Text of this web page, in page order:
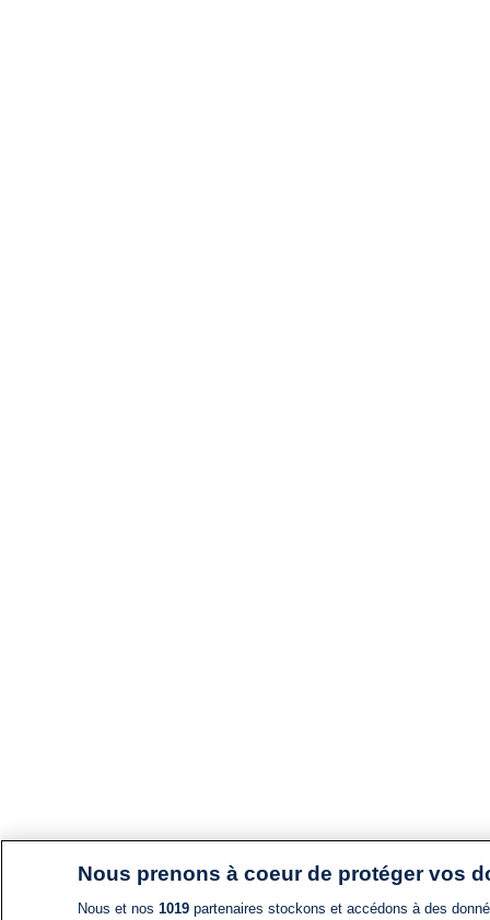
Nous prenons à coeur de protéger vos
Nous et nos 1019partenaires stockons et accédons à des